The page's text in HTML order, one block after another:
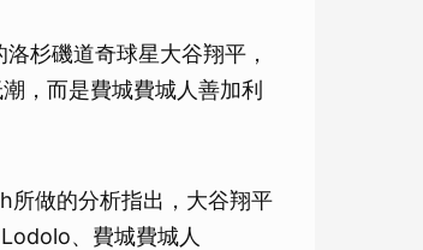
杉磯道奇球星大谷翔平，
，而是費城費城人善加利
做的分析指出，大谷翔平
、費城費城人